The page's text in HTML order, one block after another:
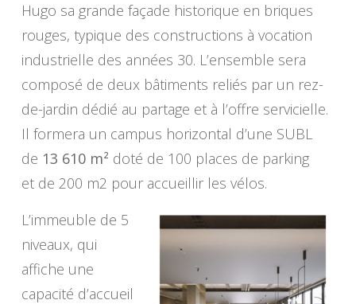
Hugo sa grande façade historique en briques
rouges, typique des constructions à vocation
industrielle des années 30. L’ensemble sera
composé de deux bâtiments reliés par un rez-
de-jardin dédié au partage et à l’offre servicielle.
Il formera un campus horizontal d’une SUBL
de 13 610 m² doté de 100 places de parking
et de 200 m2 pour accueillir les vélos.
L’immeuble de 5
niveaux, qui
affiche une
capacité d’accueil